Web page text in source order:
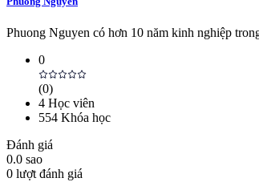
Phuong Nguyen có hơn 10 năm kinh nghiệp
0
(0)
4 Học viên
554 Khóa học
Đánh giá
0.0 sao
0 lượt đánh giá